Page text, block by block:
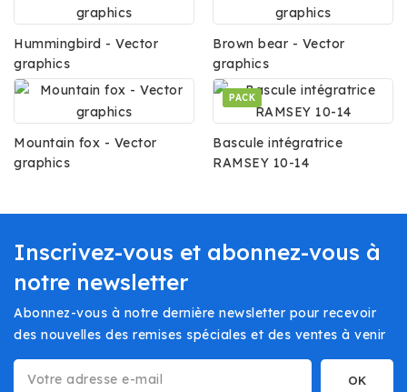
Hummingbird - Vector
graphics
Brown bear - Vector
graphics
Mountain fox - Vector
graphics
PACK
Bascule intégratrice
RAMSEY 10-14
Inscrivez-vous et abonnez-vous à
notre newsletter
Abonnez-vous à notre dernière newsletter pour recevoir
des nouvelles des remises spéciales et des ventes à venir